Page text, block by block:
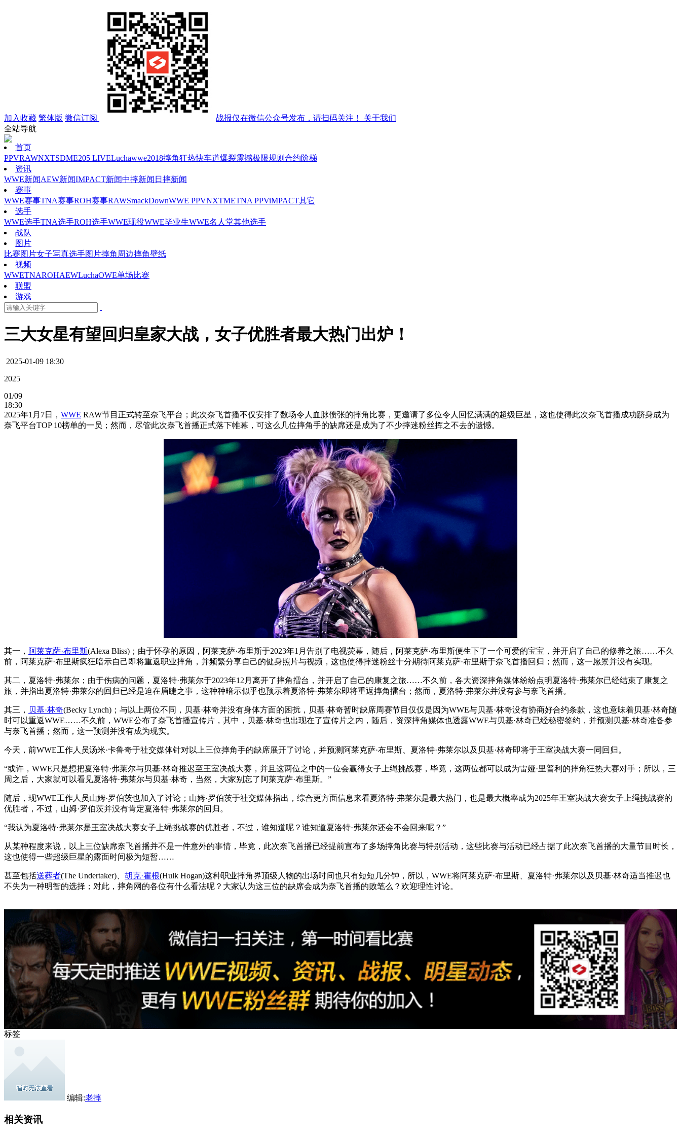
加入收藏 繁体版 微信订阅 战报仅在微信公众号发布，请扫码关注！ 关于我们
全站导航
首页
PPVRAWNXTSDME205 LIVELuchawwe2018摔角狂热快车道爆裂震撼极限规则 合约阶梯
资讯
WWE新闻AEW新闻IMPACT新闻中摔新闻 日摔新闻
赛事
WWE赛事TNA赛事ROH赛事RAWSmackDownWWE PPVNXTMETNA PPViMPACT其它
选手
WWE选手TNA选手ROH选手WWE现役WWE毕业生WWE名人堂其他选手
战队
图片
比赛图片女子写真选手图片摔角周边摔角壁纸
视频
WWETNAROHAEWLuchaOWE单场比赛
联盟
游戏
三大女星有望回归皇家大战，女子优胜者最大热门出炉！
2025-01-09 18:30
2025
01/09
18:30
2025年1月7日， WWE RAW节目正式转至奈飞平台；此次奈飞首播不仅安排了数场令人血脉偾张的摔角比赛，更邀请了多位令人回忆满满的超级巨星，这也使得此次奈飞首播成功跻身成为
奈飞平台TOP 10榜单的一员；然而，尽管此次奈飞首播正式落下帷幕，可这么几位摔角手的缺席还是成为了不少摔迷粉丝挥之不去的遗憾。
其一， 阿莱克萨·布里斯(Alexa Bliss)；由于怀孕的原因，阿莱克萨·布里斯于2023年1月告别了电视荧幕，随后，阿莱克萨·布里斯便生下了一个可爱的宝宝，并开启了自己的修养之旅……不久
前，阿莱克萨·布里斯疯狂暗示自己即将重返职业摔角，并频繁分享自己的健身照片与视频，这也使得摔迷粉丝十分期待阿莱克萨·布里斯于奈飞首播回归；然而，这一愿景并没有实现。
其二，夏洛特·弗莱尔；由于伤病的问题，夏洛特·弗莱尔于2023年12月离开了摔角擂台，并开启了自己的康复之旅……不久前，各大资深摔角媒体纷纷点明夏洛特·弗莱尔已经结束了康复之
旅，并指出夏洛特·弗莱尔的回归已经是迫在眉睫之事，这种种暗示似乎也预示着夏洛特·弗莱尔即将重返摔角擂台；然而，夏洛特·弗莱尔并没有参与奈飞首播。
其三， 贝基·林奇(Becky Lynch)；与以上两位不同，贝基·林奇并没有身体方面的困扰，贝基·林奇暂时缺席周赛节目仅仅是因为WWE与贝基·林奇没有协商好合约条款，这也意味着贝基·林奇随
时可以重返WWE……不久前，WWE公布了奈飞首播宣传片，其中，贝基·林奇也出现在了宣传片之内，随后，资深摔角媒体也透露WWE与贝基·林奇已经秘密签约，并预测贝基·林奇准备参
与奈飞首播；然而，这一预测并没有成为现实。
今天，前WWE工作人员汤米·卡鲁奇于社交媒体针对以上三位摔角手的缺席展开了讨论，并预测阿莱克萨·布里斯、夏洛特·弗莱尔以及贝基·林奇即将于王室决战大赛一同回归。
“或许，WWE只是想把夏洛特·弗莱尔与贝基·林奇推迟至王室决战大赛，并且这两位之中的一位会赢得女子上绳挑战赛，毕竟，这两位都可以成为雷娅·里普利的摔角狂热大赛对手；所以，三
周之后，大家就可以看见夏洛特·弗莱尔与贝基·林奇，当然，大家别忘了阿莱克萨·布里斯。”
随后，现WWE工作人员山姆·罗伯茨也加入了讨论；山姆·罗伯茨于社交媒体指出，综合更方面信息来看夏洛特·弗莱尔是最大热门，也是最大概率成为2025年王室决战大赛女子上绳挑战赛的
优胜者，不过，山姆·罗伯茨并没有肯定夏洛特·弗莱尔的回归。
“我认为夏洛特·弗莱尔是王室决战大赛女子上绳挑战赛的优胜者，不过，谁知道呢？谁知道夏洛特·弗莱尔还会不会回来呢？”
从某种程度来说，以上三位缺席奈飞首播并不是一件意外的事情，毕竟，此次奈飞首播已经提前宣布了多场摔角比赛与特别活动，这些比赛与活动已经占据了此次奈飞首播的大量节目时长，
这也使得一些超级巨星的露面时间极为短暂……
甚至包括送葬者(The Undertaker)、 胡克·霍根(Hulk Hogan)这种职业摔角界顶级人物的出场时间也只有短短几分钟，所以，WWE将阿莱克萨·布里斯、夏洛特·弗莱尔以及贝基·林奇适当推迟也
不失为一种明智的选择；对此，摔角网的各位有什么看法呢？大家认为这三位的缺席会成为奈飞首播的败笔么？欢迎理性讨论。
标签
编辑:老摔
相关资讯